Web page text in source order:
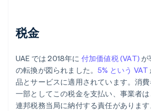
税金
UAE では 2018年に 付加価値税 (VAT) が
の転換が図られました。5% という VAT
品とサービスに適用されています。消
一部としてこの税金を支払い、事業者
連邦税務当局に納付する責任があります